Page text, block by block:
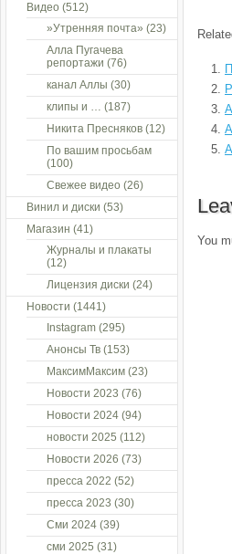
You
Видео (512)
»Утренняя почта» (23)
Алла Пугачева
репортажи (76)
канал Аллы (30)
клипы и … (187)
Никита Пресняков (12)
По вашим просьбам
(100)
Свежее видео (26)
Винил и диски (53)
Магазин (41)
Журналы и плакаты
(12)
Лицензия диски (24)
Новости (1441)
Instagram (295)
Анонсы Тв (153)
МаксимМаксим (23)
Новости 2023 (76)
Новости 2024 (94)
новости 2025 (112)
Новости 2026 (73)
пресса 2022 (52)
пресса 2023 (30)
Сми 2024 (39)
сми 2025 (31)